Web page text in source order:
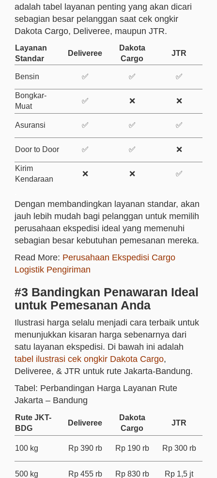
adalah tabel layanan penting yang akan dicari
sebagian besar pelanggan saat cek ongkir
Dakota Cargo, Deliveree, maupun JTR.
Layanan
Standar
Deliveree
Dakota
Cargo
JTR
Bensin ✅ ✅ ✅
Bongkar-
Muat
✅ ❌ ❌
Asuransi ✅ ✅ ✅
Door to Door ✅ ✅ ❌
Kirim
Kendaraan
❌ ❌ ✅
Dengan membandingkan layanan standar, akan
jauh lebih mudah bagi pelanggan untuk memilih
perusahaan ekspedisi ideal yang memenuhi
sebagian besar kebutuhan pemesanan mereka.
Read More: Perusahaan Ekspedisi Cargo
Logistik Pengiriman
#3 Bandingkan Penawaran Ideal
untuk Pemesanan Anda
Ilustrasi harga selalu menjadi cara terbaik untuk
menunjukkan kisaran harga sebenarnya dari
satu layanan ekspedisi. Di bawah ini adalah
tabel ilustrasi cek ongkir Dakota Cargo,
Deliveree, & JTR untuk rute Jakarta-Bandung.
Tabel: Perbandingan Harga Layanan Rute
Jakarta – Bandung
Rute JKT-
BDG
Deliveree
Dakota
Cargo
JTR
100 kg Rp 390 rb Rp 190 rb Rp 300 rb
500 kg Rp 455 rb Rp 830 rb Rp 1,5 jt